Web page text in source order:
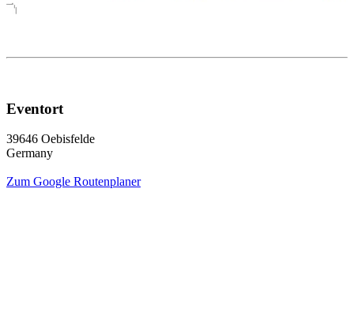
Eventort
39646 Oebisfelde
Germany
Zum Google Routenplaner